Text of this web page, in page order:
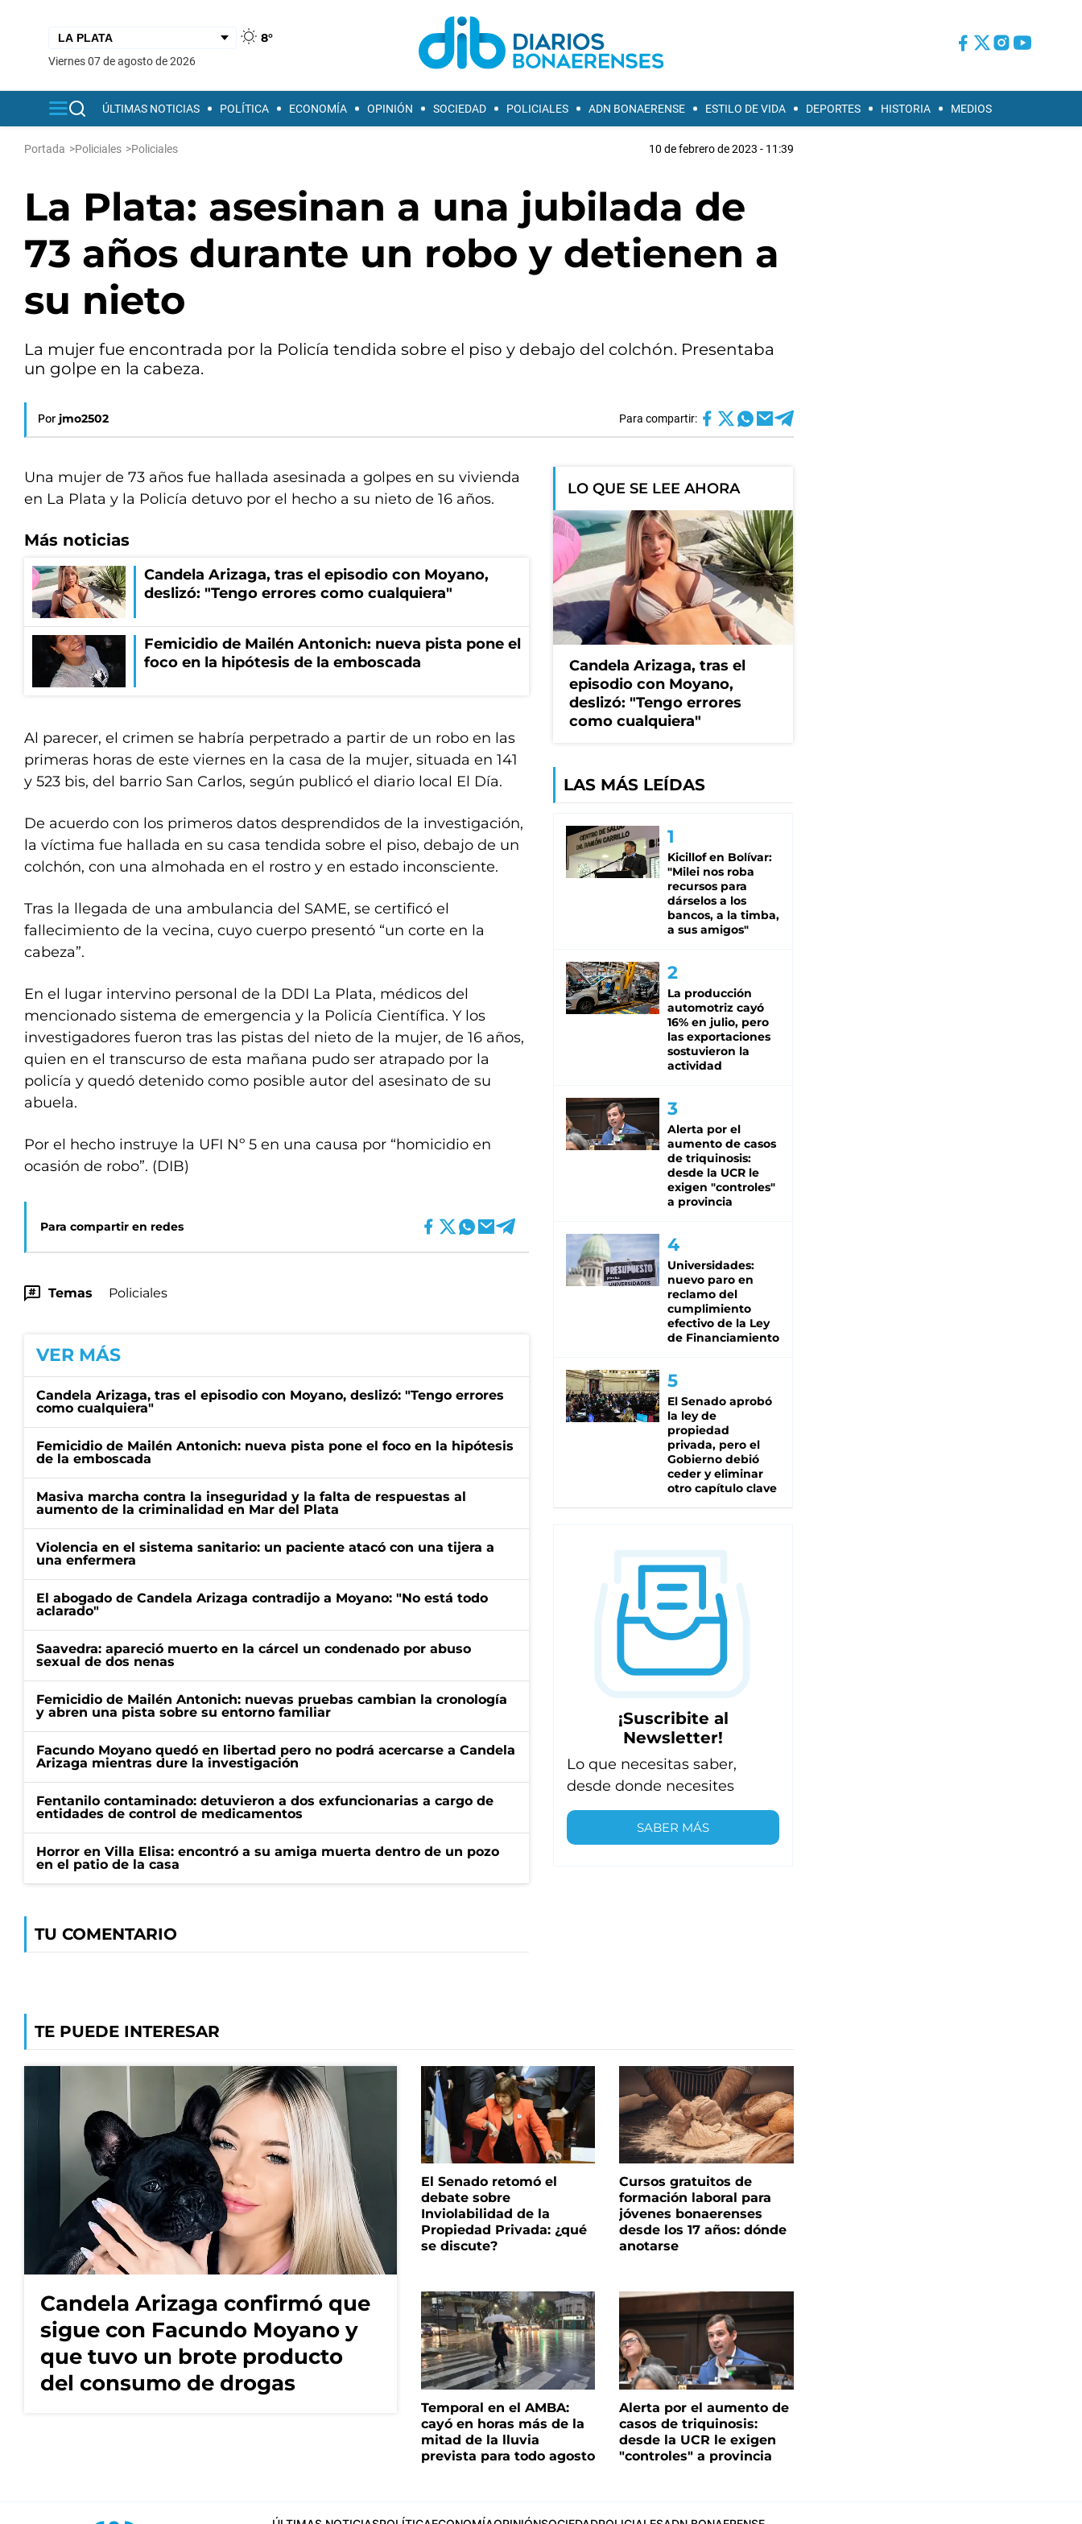
8°
viernes 07 de agosto de 2026
ÚLTIMAS NOTICIAS POLÍTICA ECONOMÍA OPINIÓN SOCIEDAD POLICIALES ADN BONAERENSE ESTILO DE VIDA DEPORTES HISTORIA MEDIOS
Portada >Policiales >Policiales 10 de febrero de 2023 - 11:39
La Plata: asesinan a una jubilada de
73 años durante un robo y detienen a
su nieto
La mujer fue encontrada por la Policía tendida sobre el piso y debajo del colchón. Presentaba
un golpe en la cabeza.
Por jmo2502 Para compartir:
Una mujer de 73 años fue hallada asesinada a golpes en su vivienda
en La Plata y la Policía detuvo por el hecho a su nieto de 16 años.
Más noticias
Candela Arizaga, tras el episodio con Moyano,
deslizó: "Tengo errores como cualquiera"
Femicidio de Mailén Antonich: nueva pista pone el
foco en la hipótesis de la emboscada
Al parecer, el crimen se habría perpetrado a partir de un robo en las
primeras horas de este viernes en la casa de la mujer, situada en 141
y 523 bis, del barrio San Carlos, según publicó el diario local El Día.
De acuerdo con los primeros datos desprendidos de la investigación,
la víctima fue hallada en su casa tendida sobre el piso, debajo de un
colchón, con una almohada en el rostro y en estado inconsciente.
Tras la llegada de una ambulancia del SAME, se certificó el
fallecimiento de la vecina, cuyo cuerpo presentó “un corte en la
cabeza”.
En el lugar intervino personal de la DDI La Plata, médicos del
mencionado sistema de emergencia y la Policía Científica. Y los
investigadores fueron tras las pistas del nieto de la mujer, de 16 años,
quien en el transcurso de esta mañana pudo ser atrapado por la
policía y quedó detenido como posible autor del asesinato de su
abuela.
Por el hecho instruye la UFI Nº 5 en una causa por “homicidio en
ocasión de robo”. (DIB)
Para compartir en redes
Temas Policiales
VER MÁS
Candela Arizaga, tras el episodio con Moyano, deslizó: "Tengo errores
como cualquiera"
Femicidio de Mailén Antonich: nueva pista pone el foco en la hipótesis
de la emboscada
Masiva marcha contra la inseguridad y la falta de respuestas al
aumento de la criminalidad en Mar del Plata
Violencia en el sistema sanitario: un paciente atacó con una tijera a
una enfermera
El abogado de Candela Arizaga contradijo a Moyano: "No está todo
aclarado"
Saavedra: apareció muerto en la cárcel un condenado por abuso
sexual de dos nenas
Femicidio de Mailén Antonich: nuevas pruebas cambian la cronología
y abren una pista sobre su entorno familiar
Facundo Moyano quedó en libertad pero no podrá acercarse a Candela
Arizaga mientras dure la investigación
Fentanilo contaminado: detuvieron a dos exfuncionarias a cargo de
entidades de control de medicamentos
Horror en Villa Elisa: encontró a su amiga muerta dentro de un pozo
en el patio de la casa
TU COMENTARIO
LO QUE SE LEE AHORA
Candela Arizaga, tras el
episodio con Moyano,
deslizó: "Tengo errores
como cualquiera"
LAS MÁS LEÍDAS
Kicillof en Bolívar:
"Milei nos roba
recursos para
dárselos a los
bancos, a la timba,
a sus amigos"
La producción
automotriz cayó
16% en julio, pero
las exportaciones
sostuvieron la
actividad
Alerta por el
aumento de casos
de triquinosis:
desde la UCR le
exigen "controles"
a provincia
Universidades:
nuevo paro en
reclamo del
cumplimiento
efectivo de la Ley
de Financiamiento
El Senado aprobó
la ley de
propiedad
privada, pero el
Gobierno debió
ceder y eliminar
otro capítulo clave
¡Suscribite al
Newsletter!
Lo que necesitas saber,
desde donde necesites
SABER MÁS
TE PUEDE INTERESAR
Candela Arizaga confirmó que
sigue con Facundo Moyano y
que tuvo un brote producto
del consumo de drogas
El Senado retomó el
debate sobre
Inviolabilidad de la
Propiedad Privada: ¿qué
se discute?
Cursos gratuitos de
formación laboral para
jóvenes bonaerenses
desde los 17 años: dónde
anotarse
Temporal en el AMBA:
cayó en horas más de la
mitad de la lluvia
prevista para todo agosto
Alerta por el aumento de
casos de triquinosis:
desde la UCR le exigen
"controles" a provincia